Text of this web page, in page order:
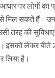
पर लोगों का
मिल सकते हैं।
तरह की
लेकर बीते
लिया है।